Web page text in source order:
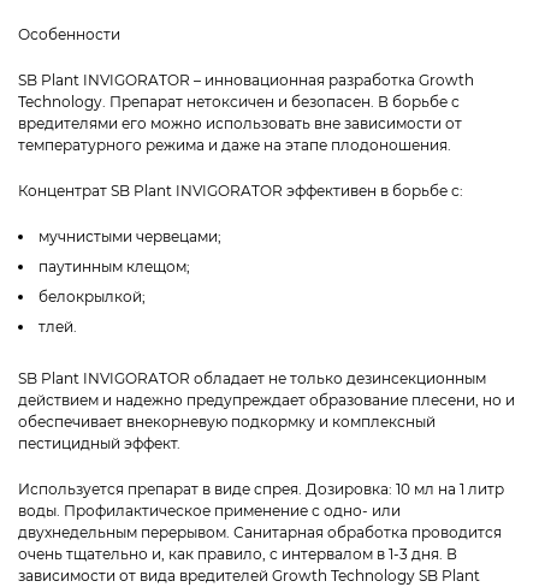
Особенности
SB Plant INVIGORATOR – инновационная разработка Growth
Technology. Препарат нетоксичен и безопасен. В борьбе с
вредителями его можно использовать вне зависимости от
температурного режима и даже на этапе плодоношения.
Концентрат SB Plant INVIGORATOR эффективен в борьбе с:
мучнистыми червецами;
паутинным клещом;
белокрылкой;
тлей.
SB Plant INVIGORATOR обладает не только дезинсекционным
действием и надежно предупреждает образование плесени, но и
обеспечивает внекорневую подкормку и комплексный
пестицидный эффект.
Используется препарат в виде спрея. Дозировка: 10 мл на 1 литр
воды. Профилактическое применение с одно- или
двухнедельным перерывом. Санитарная обработка проводится
очень тщательно и, как правило, с интервалом в 1-3 дня. В
зависимости от вида вредителей Growth Technology SB Plant